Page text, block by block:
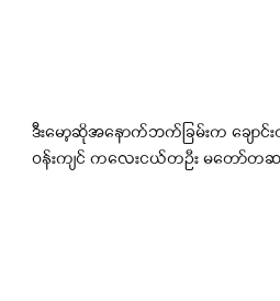
ဒီးမော့ဆိုအနောက်ဘက်ခြမ်းက ချောင်
ဝန်းကျင် ကလေးငယ်တဦး မတော်တ